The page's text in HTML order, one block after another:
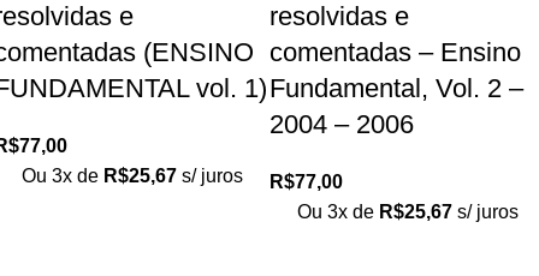
e
(ENSINO
vol. 1)
77,00
Ou 3x de R$25,67 s/ juros
resolvidas e
comentadas – Ensino
Fundamental, Vol. 2 –
2004 – 2006
R$77,00
Ou 3x de R$25,67 s/ juros